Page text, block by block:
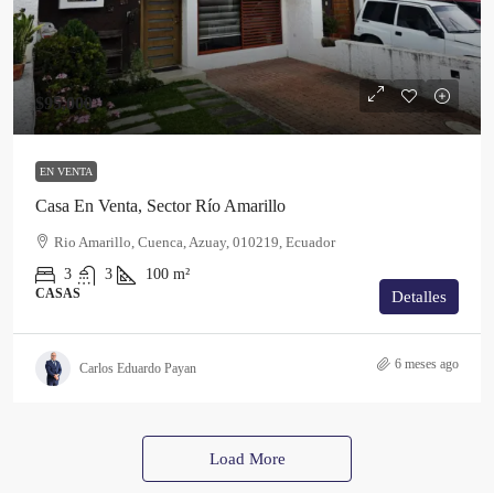
$95,000
EN VENTA
Casa En Venta, Sector Río Amarillo
Rio Amarillo, Cuenca, Azuay, 010219, Ecuador
3
3 100 m²
CASAS Detalles
Carlos Eduardo Payan 6 meses ago
Load More